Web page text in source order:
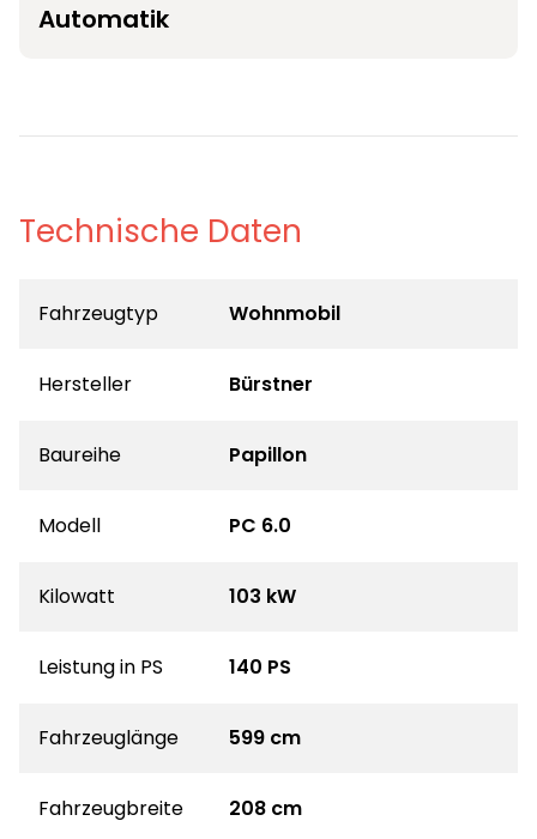
Automatik
Technische Daten
Fahrzeugtyp Wohnmobil
Hersteller Bürstner
Baureihe Papillon
Modell PC 6.0
Kilowatt 103 kW
Leistung in PS 140 PS
Fahrzeuglänge 599 cm
Fahrzeugbreite 208 cm